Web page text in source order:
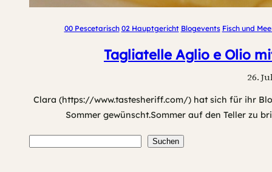
00 Pescetarisch 02 Hauptgericht Blogevents Fisch und
Tagliatelle Aglio e Olio
26.
Clara (https://www.tastesheriff.com/) hat sich für ihr
Sommer gewünscht.Sommer auf den Teller zu
Suchen